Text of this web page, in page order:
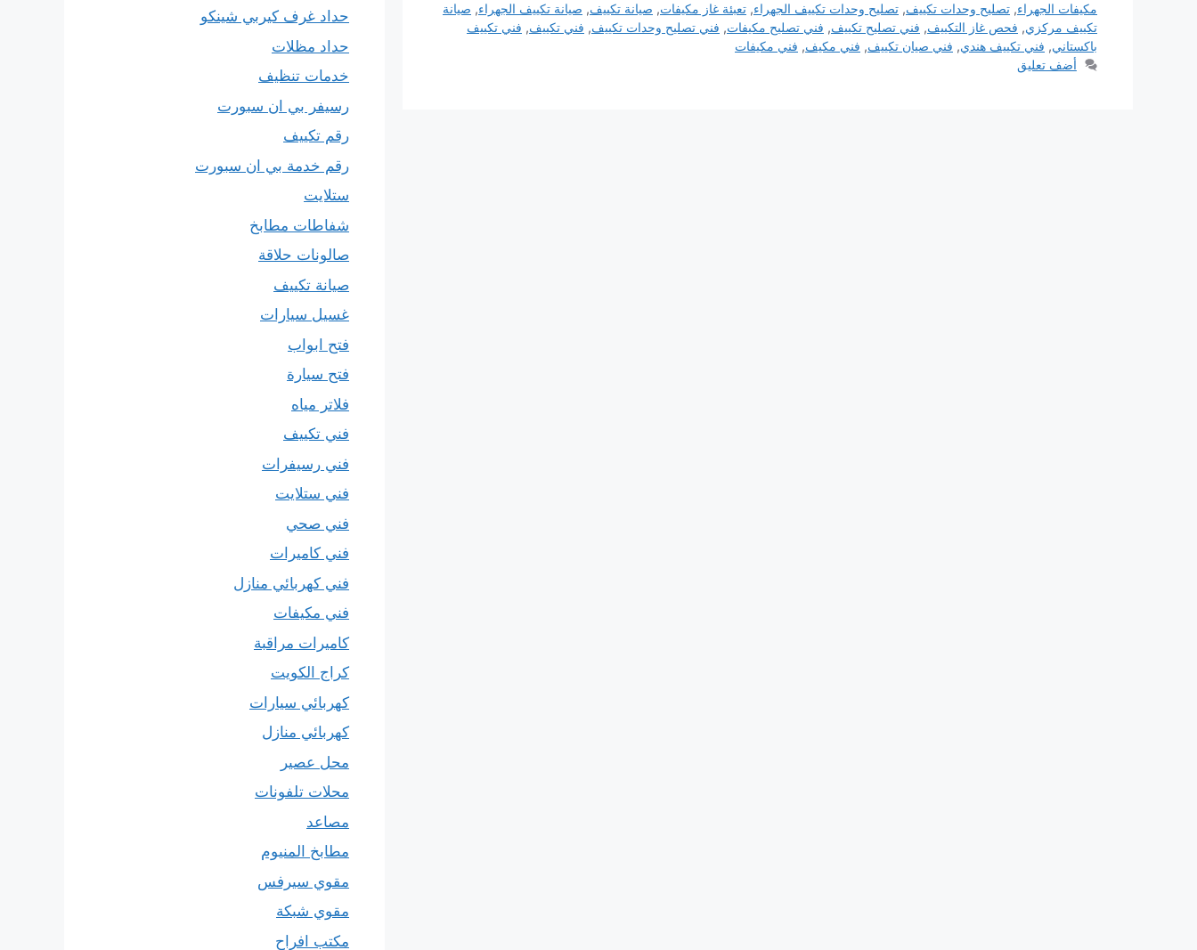
مكيفات الجهراء, تصليح وحدات تكييف, تصليح وحدات تكييف الجهراء, تعبئة غاز مكيفات, صيانة تكييف, صيانة تكييف الجهراء, صيانة
تكييف مركزي, فحص غاز التكييف, فني تصليح تكييف, فني تصليح مكيفات, فني تصليح وحدات تكييف, فني تكييف, فني تكييف
باكستاني, فني تكييف هندي, فني صيان تكييف, فني مكيف, فني مكيفات
أضف تعليق
حداد غرف كيربي شينكو
حداد مظلات
خدمات تنظيف
رسيفر بي ان سبورت
رقم تكييف
رقم خدمة بي ان سبورت
ستلايت
شفاطات مطابخ
صالونات حلاقة
صيانة تكييف
غسيل سيارات
فتح ابواب
فتح سيارة
فلاتر مياه
فني تكييف
فني رسيفرات
فني ستلايت
فني صحي
فني كاميرات
فني كهربائي منازل
فني مكيفات
كاميرات مراقبة
كراج الكويت
كهربائي سيارات
كهربائي منازل
محل عصير
محلات تلفونات
مصاعد
مطابخ المنيوم
مقوي سيرفس
مقوي شبكة
مكتب افراح